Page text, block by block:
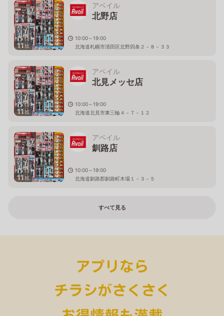
11枚
アベイル
北野店
10:00～19:00
北海道札幌市清田区北野四条２－８－３３
11枚
アベイル
北見メッセ店
10:00～19:00
北海道北見市東三輪４－７－１２
11枚
アベイル
釧路店
10:00～19:00
北海道釧路郡釧路町木場１－３－５
すべて見る